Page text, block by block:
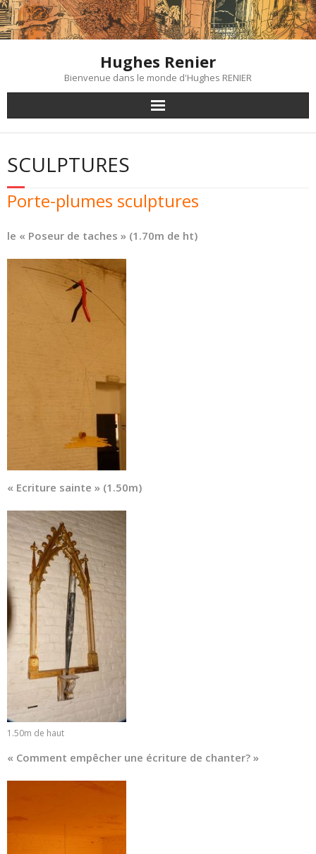
Skip
to
content
Hughes Renier
Bienvenue dans le monde d'Hughes RENIER
SCULPTURES
Porte-plumes sculptures
le « Poseur de taches » (1.70m de ht)
« Ecriture sainte » (1.50m)
1.50m de haut
« Comment empêcher une écriture de chanter? »